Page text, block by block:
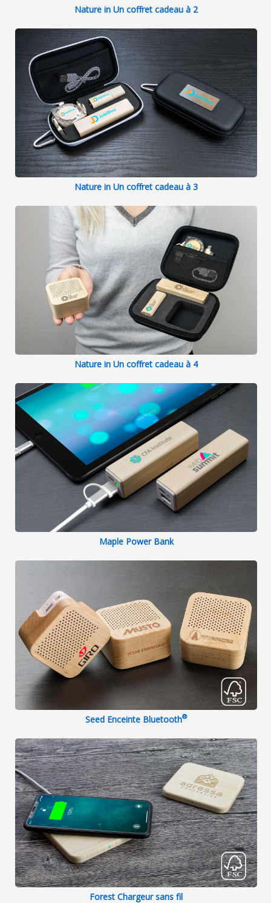
Nature in Un coffret cadeau à 2
Nature in Un coffret cadeau à 3
Nature in Un coffret cadeau à 4
Maple Power Bank
Seed Enceinte Bluetooth®
Forest Chargeur sans fil